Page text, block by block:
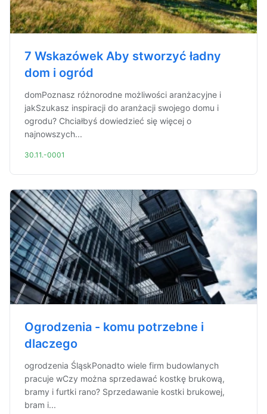
7 Wskazówek Aby stworzyć ładny
dom i ogród
domPoznasz różnorodne możliwości aranżacyjne i
jakSzukasz inspiracji do aranżacji swojego domu i
ogrodu? Chciałbyś dowiedzieć się więcej o
najnowszych...
30.11.-0001
Ogrodzenia - komu potrzebne i
dlaczego
ogrodzenia ŚląskPonadto wiele firm budowlanych
pracuje wCzy można sprzedawać kostkę brukową,
bramy i furtki rano? Sprzedawanie kostki brukowej,
bram i...